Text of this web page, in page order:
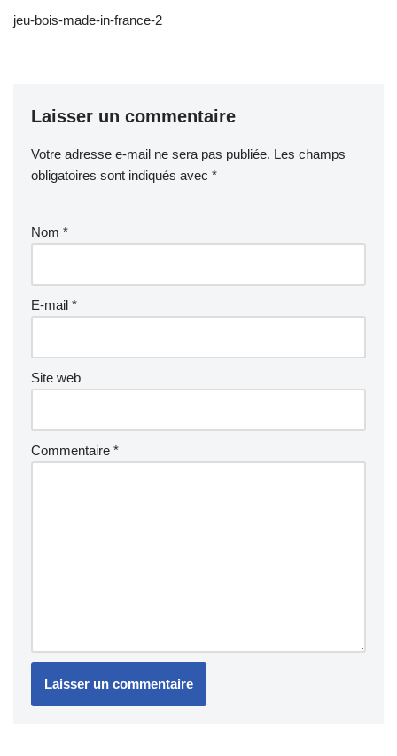
jeu-bois-made-in-france-2
Laisser un commentaire
Votre adresse e-mail ne sera pas publiée. Les champs
obligatoires sont indiqués avec *
Nom *
E-mail *
Site web
Commentaire *